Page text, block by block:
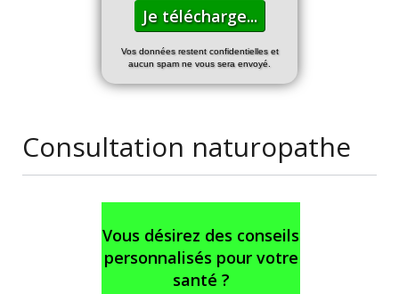
Vos données restent confidentielles et
aucun spam ne vous sera envoyé.
Consultation naturopathe
Vous désirez des conseils
personnalisés pour votre
santé ?